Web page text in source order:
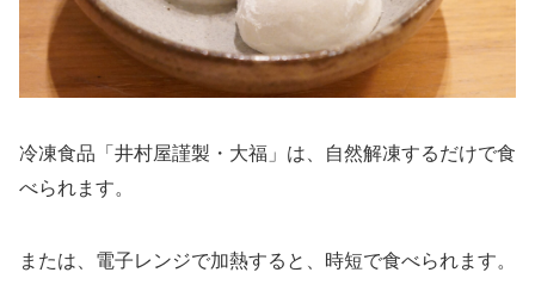
冷凍食品「井村屋謹製・大福」は、自然解凍するだけで食
べられます。
または、電子レンジで加熱すると、時短で食べられます。